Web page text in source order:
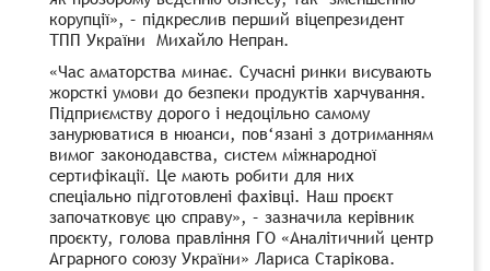
корупції», – підкреслив перший віцепрезидент
ТПП України Михайло Непран.
«Час аматорства минає. Сучасні ринки висувають
жорсткі умови до безпеки продуктів харчування.
Підприємству дорого і недоцільно самому
занурюватися в нюанси, пов‘язані з дотриманням
вимог законодавства, систем міжнародної
сертифікації. Це мають робити для них
спеціально підготовлені фахівці. Наш проєкт
започатковує цю справу», – зазначила керівник
проєкту, голова правління ГО «Аналітичний центр
Аграрного союзу України» Лариса Старікова.